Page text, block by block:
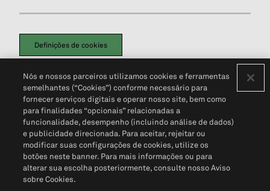
Definições de cookies
Política de PrivacidadePortal de privacidade do cliente (em inglês)
Não Venda Minhas Informações Pessoais© 2026 S&P Global
Nós e nossos parceiros utilizamos cookies e ferramentas
semelhantes (“Cookies”) conforme necessário para
fornecer serviços digitais e operar nosso site, bem como
para finalidades “opcionais” relacionadas a
funcionalidade, desempenho (incluindo análise de dados)
e publicidade direcionada. Para aceitar, rejeitar ou
modificar suas configurações de cookies, utilize os
botões neste banner. Para mais informações ou para
alterar sua escolha posteriormente, consulte nosso Aviso
sobre Cookies.